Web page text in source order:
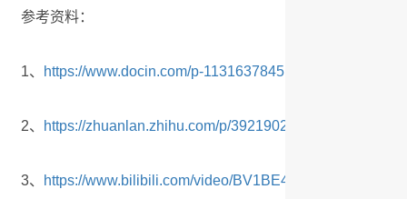
参考资料：
1、 https://www.docin.com/p-1131637845.html
2、 https://zhuanlan.zhihu.com/p/392190204
3、 https://www.bilibili.com/video/BV1BE411L7Df/